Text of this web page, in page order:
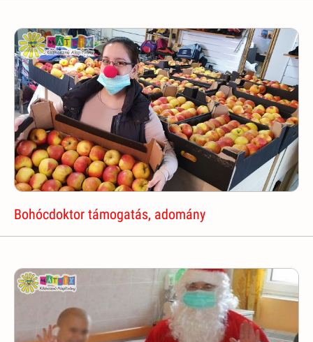
Bohócdoktor támogatás, adomány